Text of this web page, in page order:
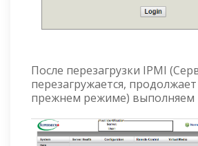
После перезагрузки IPMI
перезагружается,
прежнем режиме) выполняем